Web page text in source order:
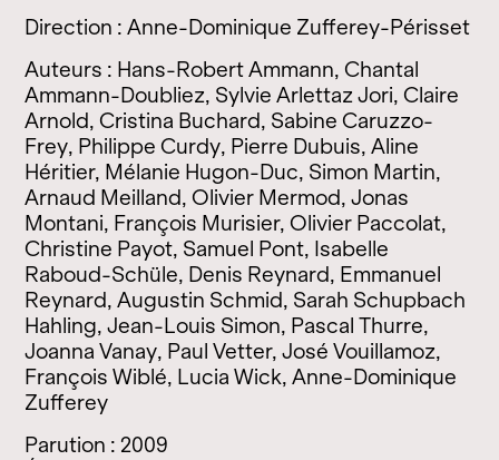
Direction : Anne-Dominique Zufferey-Périsset
Auteurs : Hans-Robert Ammann, Chantal
Ammann-Doubliez, Sylvie Arlettaz Jori, Claire
Arnold, Cristina Buchard, Sabine Caruzzo-
Frey, Philippe Curdy, Pierre Dubuis, Aline
Héritier, Mélanie Hugon-Duc, Simon Martin,
Arnaud Meilland, Olivier Mermod, Jonas
Montani, François Murisier, Olivier Paccolat,
Christine Payot, Samuel Pont, Isabelle
Raboud-Schüle, Denis Reynard, Emmanuel
Reynard, Augustin Schmid, Sarah Schupbach
Hahling, Jean-Louis Simon, Pascal Thurre,
Joanna Vanay, Paul Vetter, José Vouillamoz,
François Wiblé, Lucia Wick, Anne-Dominique
Zufferey
Parution : 2009